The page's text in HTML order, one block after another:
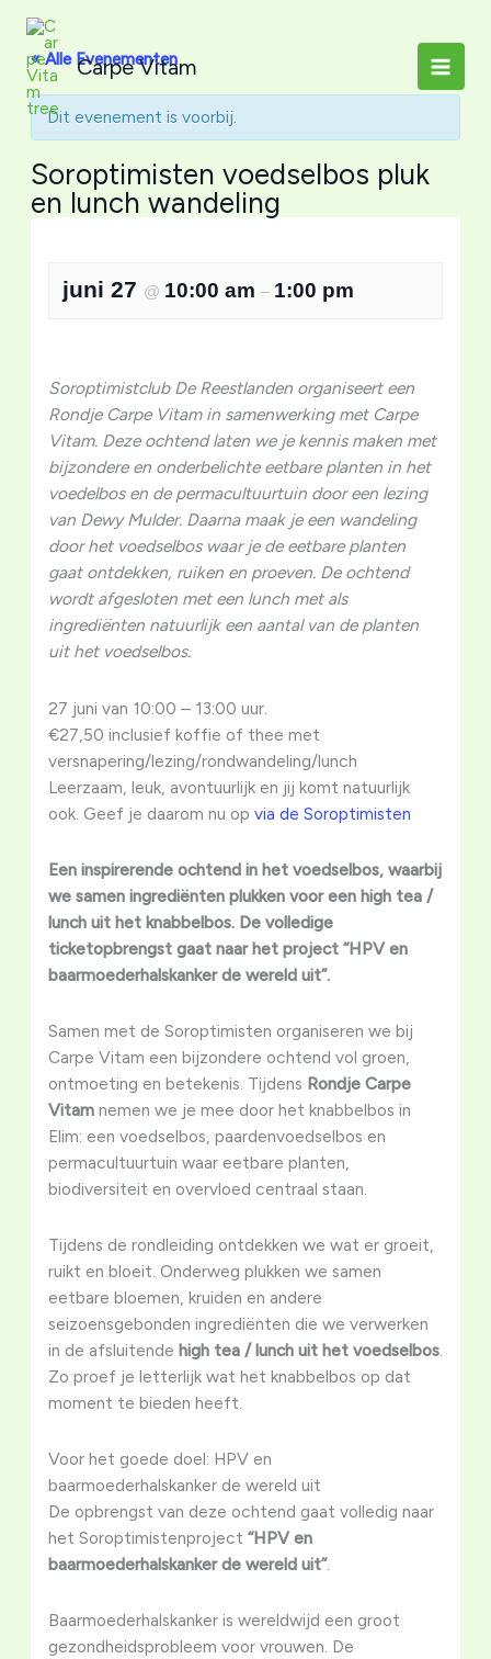
naar
inhoud
Carpe Vitam
« Alle Evenementen
Dit evenement is voorbij.
Soroptimisten voedselbos pluk
en lunch wandeling
juni 27 @ 10:00 am – 1:00 pm
Soroptimistclub De Reestlanden organiseert een
Rondje Carpe Vitam in samenwerking met Carpe
Vitam. Deze ochtend laten we je kennis maken met
bijzondere en onderbelichte eetbare planten in het
voedelbos en de permacultuurtuin door een lezing
van Dewy Mulder. Daarna maak je een wandeling
door het voedselbos waar je de eetbare planten
gaat ontdekken, ruiken en proeven. De ochtend
wordt afgesloten met een lunch met als
ingrediënten natuurlijk een aantal van de planten
uit het voedselbos.
27 juni van 10:00 – 13:00 uur.
€27,50 inclusief koffie of thee met
versnapering/lezing/rondwandeling/lunch
Leerzaam, leuk, avontuurlijk en jij komt natuurlijk
ook. Geef je daarom nu op via de Soroptimisten
Een inspirerende ochtend in het voedselbos, waarbij
we samen ingrediënten plukken voor een high tea /
lunch uit het knabbelbos. De volledige
ticketopbrengst gaat naar het project “HPV en
baarmoederhalskanker de wereld uit”.
Samen met de Soroptimisten organiseren we bij
Carpe Vitam een bijzondere ochtend vol groen,
ontmoeting en betekenis. Tijdens Rondje Carpe
Vitamnemen we je mee door het knabbelbos in
Elim: een voedselbos, paardenvoedselbos en
permacultuurtuin waar eetbare planten,
biodiversiteit en overvloed centraal staan.
Tijdens de rondleiding ontdekken we wat er groeit,
ruikt en bloeit. Onderweg plukken we samen
eetbare bloemen, kruiden en andere
seizoensgebonden ingrediënten die we verwerken
in de afsluitende high tea / lunch uit het voedselbos.
Zo proef je letterlijk wat het knabbelbos op dat
moment te bieden heeft.
Voor het goede doel: HPV en
baarmoederhalskanker de wereld uit
De opbrengst van deze ochtend gaat volledig naar
het Soroptimistenproject “HPV en
baarmoederhalskanker de wereld uit”.
Baarmoederhalskanker is wereldwijd een groot
gezondheidsprobleem voor vrouwen. De